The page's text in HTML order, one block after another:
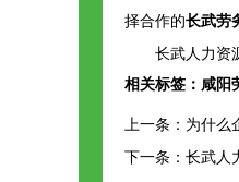
择合作的长武劳
长武人力资
相关标签： 咸阳
上一条： 为什么
下一条： 长武人